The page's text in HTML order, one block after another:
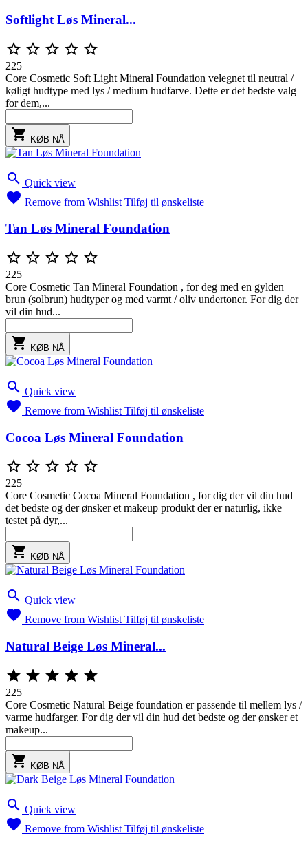
Softlight Løs Mineral...
    
225
Core Cosmetic Soft Light Mineral Foundation velegnet til neutral /
køligt hudtype med lys / medium hudfarve. Dette er det bedste valg
for dem,...
 KØB NÅ
 Quick view
 Remove from Wishlist Tilføj til ønskeliste
Tan Løs Mineral Foundation
    
225
Core Cosmetic Tan Mineral Foundation , for deg med en gylden
brun (solbrun) hudtyper og med varmt / oliv undertoner. For dig der
vil din hud...
 KØB NÅ
 Quick view
 Remove from Wishlist Tilføj til ønskeliste
Cocoa Løs Mineral Foundation
    
225
Core Cosmetic Cocoa Mineral Foundation , for dig der vil din hud
det bedste og der ønsker et makeup produkt der er naturlig, ikke
testet på dyr,...
 KØB NÅ
 Quick view
 Remove from Wishlist Tilføj til ønskeliste
Natural Beige Løs Mineral...
    
225
Core Cosmetic Natural Beige foundation er passende til mellem lys /
varme hudfarger. For dig der vil din hud det bedste og der ønsker et
makeup...
 KØB NÅ
 Quick view
 Remove from Wishlist Tilføj til ønskeliste